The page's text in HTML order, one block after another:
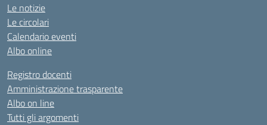
Le notizie
Le circolari
Calendario eventi
Albo online
Registro docenti
Amministrazione trasparente
Albo on line
Tutti gli argomenti